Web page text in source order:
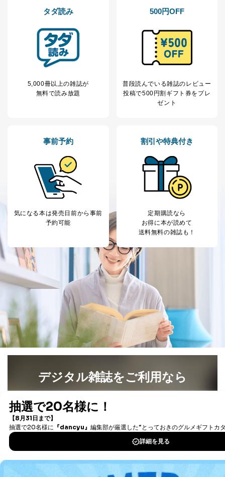
利用目的の通知を行なうことはできません。そのとき
説明させていただきます。
①利用目的を本人に通知し、又は公表することによって
本人又は第三者の生命、身体、財産その他の権利利益を
害するおそれがある場合
当該事業者の権利又は正当な利益を害するおそれがある
場合
③国の機関又は地方公共団体が法令の定める事務を遂行
④開示対象個人情報の利用目的が明らかな場合
開示対象個人情報については、保有個人データの本人ま
たはその代理人からの利用目的の通知、開示、変更等
（内容の訂正、追加または削除）、利用停止等（「利用
の停止または消去」「第三者への提供の停止」）の求め
個人情報は「マイページ」にログインしていただくこと
で、訂正、追加、変更を行っていただくことが出来ま
す。マイページをご利用いただけない方、その他の方に
つきましては、下記Aをご覧ください。 また、ご登録い
ただいた個人情報のうち、市町村などの名称および郵便
番号、金融機関の名称あるいはクレジットカードの有効
期限など、商品のお届けやご請求を行う上で支障がある
情報に変更があった場合には、当社が登録情報を変更さ
せていただく場合があります。
A.開示等の求めの申し出先、提出していただく書面等
開示等の求めは、電話又は電子メールにて下記までお申
し付けください。開示等の求めに際して提出していただ
く書面等については、その際にご案内いたします。
株式会社富士山マガジンサービス 個人情報問い合わせ
受付時間：10:00～17:00（土、日、祝、年末年始休業）
■電子メールによる場合
e-mail：
B.開示等の対応に際して、以下記載の項目のうち2項目
以上での本人確認を実施させていただきます。
号、顧客番号、メールアドレス
商品を購入された法人のお客様：氏名、会社名、部署
タダ読み
5,000冊以上の雑誌が
無料で読み放題
500円OFF
普段読んでいる雑誌のレビュー
投稿で500円割ギフト券をプレ
ゼント
事前予約
気になる本は発売日前から事前
予約可能
割引や特典付き
定期購読なら
お得に本が読めて
送料無料の雑誌も！
デジタル雑誌をご利用なら
書籍）が無料で読み放題！
DOWNLOAD FOR IOS
DOWNLOAD FOR ANDROID